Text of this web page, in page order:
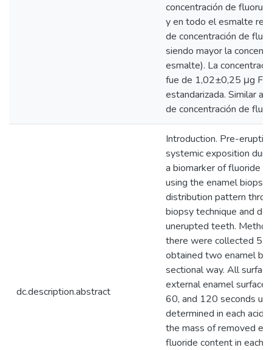
concentración de
y en todo el esmalte
de concentración de
siendo mayor la
esmalte). La
fue de 1,02±0,25 μg F/
estandarizada. Similar a
de concentración de
dc.description.abstract
Introduction. Pre-
systemic exposition
a biomarker of fluoride
using the enamel
distribution pattern
biopsy technique and
unerupted teeth.
there were collected 5
obtained two enamel
sectional way. All
external enamel
60, and 120 seconds
determined in each acid
the mass of removed
fluoride content in each